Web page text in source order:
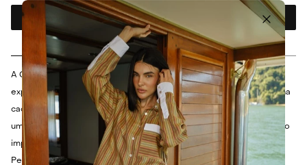
Adicionar ao carrinho
Descrição Composição
A Camisa Serenita Edamami é a escolha ideal para as pequenas
exploradoras, combinando leveza e um toque suave que acompanha
cada movimento. Confeccionada em um tecido maquinetado com
uma mistura de poliéster e viscose, esta peça oferece um caimento
impecável e conforto duradouro para todas as aventuras do dia.
Perfeita para criar looks charmosos e cheios de liberdade,